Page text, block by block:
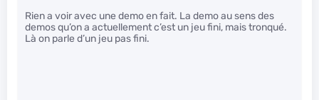
Rien a voir avec une demo en fait. La demo au sens des
demos qu’on a actuellement c’est un jeu fini, mais tronqué.
Là on parle d’un jeu pas fini.